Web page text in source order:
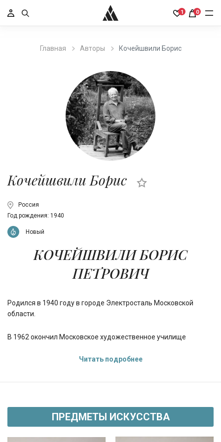
1 0
Главная Авторы Кочейшвили Борис
Кочейшвили Борис
Россия
Год рождения: 1940
Новый
КОЧЕЙШВИЛИ БОРИС
ПЕТРОВИЧ
Родился в 1940 году в городе Электросталь Московской
области.
В 1962 окончил Московское художественное училище
рубежом.
Графические произведения 1960-1970-х входят в «Золотой
Читать подробнее
ПРЕДМЕТЫ ИСКУССТВА